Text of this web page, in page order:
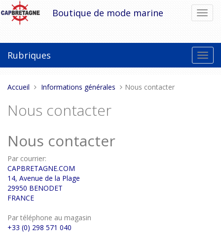
Aller
au
contenu
la
Boutique de mode marine
la
Rubriques
Vous
ici :
Accueil Informations générales Nous contacter
Nous contacter
Nous contacter
Par courrier:
CAPBRETAGNE.COM
14, Avenue de la Plage
29950 BENODET
FRANCE
Par téléphone au magasin
+33 (0) 298 571 040